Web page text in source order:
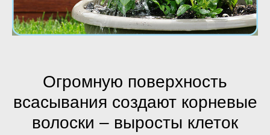
Огромную поверхность
всасывания создают корневые
волоски – выросты клеток